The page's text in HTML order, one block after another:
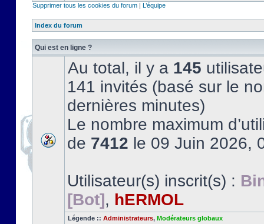
Supprimer tous les cookies du forum | L’équipe
Index du forum
Qui est en ligne ?
Au total, il y a 145
141 invités (basé sur le
dernières minutes)
Le nombre maximum
de 7412 le 09 Juin 2026,
Utilisateur(s) inscrit(s) :
[Bot], hERMOL
Légende :: Administrateurs, Modérateurs globaux